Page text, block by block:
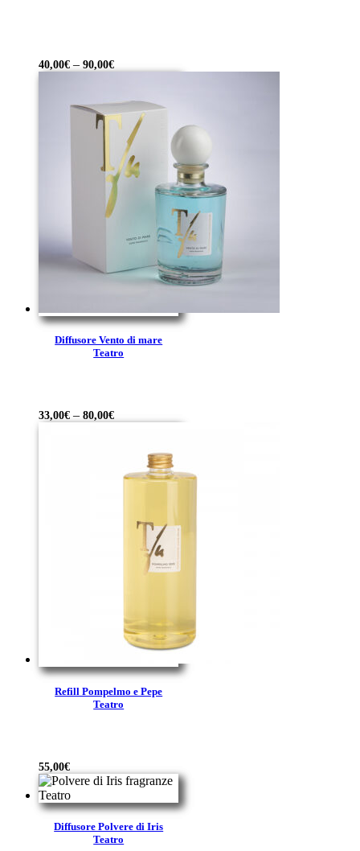
40,00€ – 90,00€
Diffusore Vento di mare
Teatro
33,00€ – 80,00€
Refill Pompelmo e Pepe
Teatro
55,00€
Diffusore Polvere di Iris
Teatro